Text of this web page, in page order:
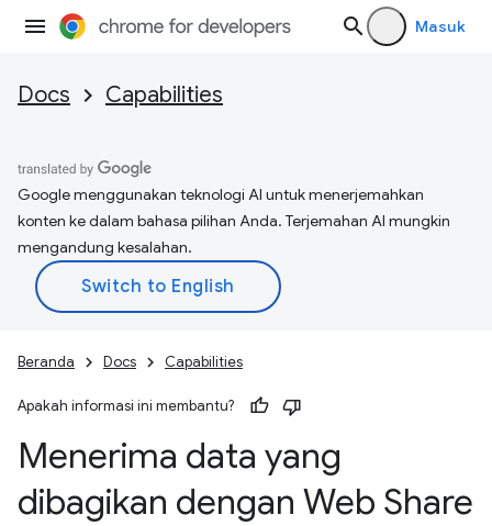
Masuk
Docs Capabilities
Google menggunakan teknologi AI untuk menerjemahkan
konten ke dalam bahasa pilihan Anda. Terjemahan AI mungkin
mengandung kesalahan.
Beranda Docs Capabilities
Apakah informasi ini membantu?
Menerima data yang
dibagikan dengan Web Share